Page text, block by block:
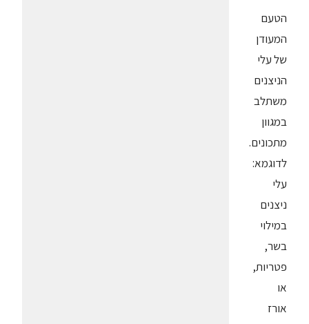
הטעם
המעודן
של עלי
הניצנים
משתלב
במגוון
מתכונים.
לדוגמא:
עלי
ניצנים
במילוי
בשר,
פטריות,
או
אורז